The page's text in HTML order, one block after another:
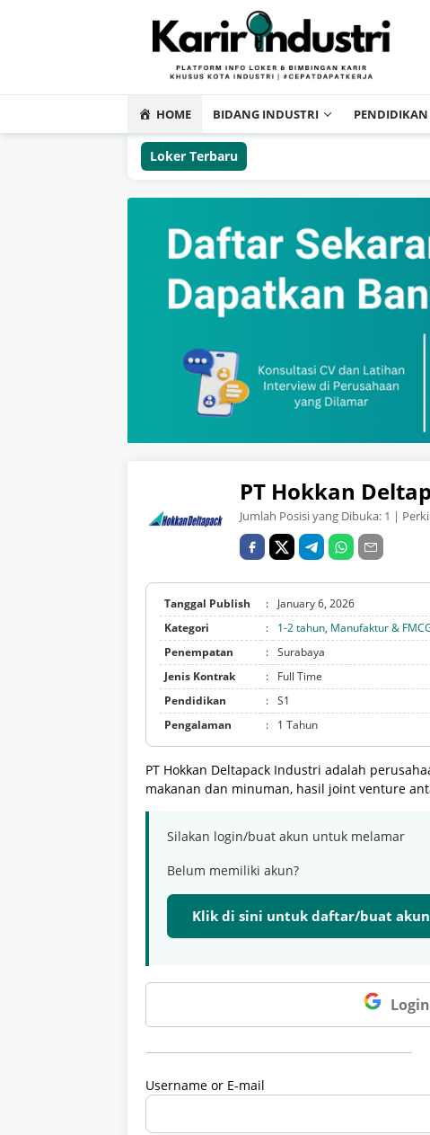
HOME BIDANG INDUSTRI PENDIDIKAN
Loker Terbaru
PT Hokkan
Jumlah Posisi yang Dibuka: 1 |
Tanggal Publish :
January 6, 2026
Kategori
: 1-2 tahun, Manufaktur &
Penempatan
: Surabaya
Jenis Kontrak
:
Full Time
Pendidikan
: S1
Pengalaman
: 1 Tahun
PT Hokkan Deltapack Industri adalah
makanan dan minuman, hasil joint venture
Silakan login/buat akun untuk melamar
Belum memiliki akun?
Klik di sini untuk daftar/buat akun
Username or E-mail